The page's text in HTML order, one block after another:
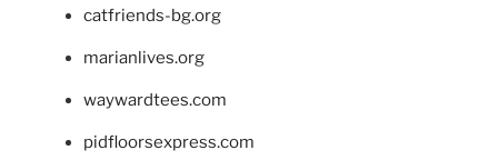
catfriends-bg.org
marianlives.org
waywardtees.com
pidfloorsexpress.com